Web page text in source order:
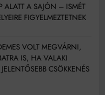
ALATT A SAJÓN – ISMÉT
FIGYELMEZTETNEK
VOLT MEGVÁRNI,
IS, HA VALAKI
CSÖKKENÉS